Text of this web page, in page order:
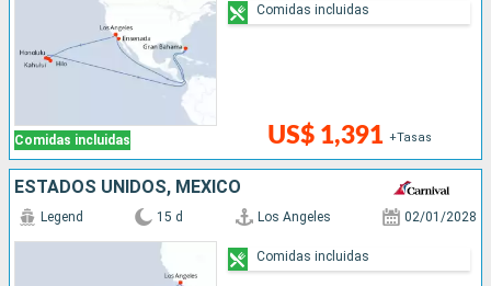
Comidas incluidas US$ 1,391 +Tasas
Comidas incluidas
ESTADOS UNIDOS, MÉXICO
Legend 15 d Los Angeles 02/01/2028
Comidas incluidas